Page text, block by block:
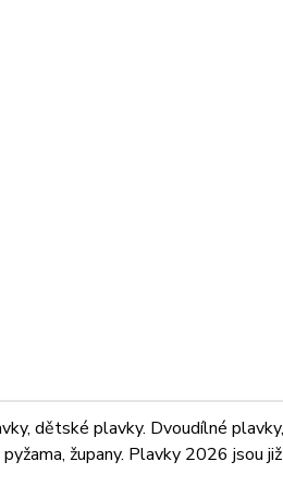
dětské plavky. Dvoudílné
župany. Plavky 2026 jsou